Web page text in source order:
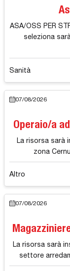
ASA/OSS PER
seleziona
Sanità
07/08/2026
Operaio/a
La risorsa sarà
zona
Altro
07/08/2026
La risorsa sarà
settore